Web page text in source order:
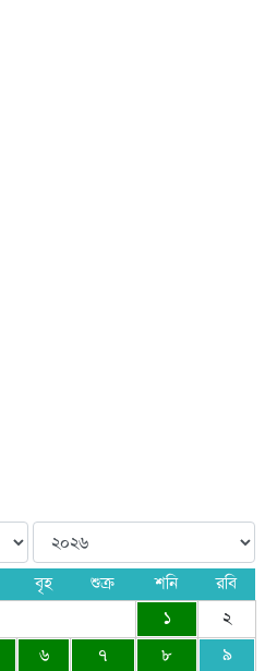
বৃহ শুক্র শনি
রবি
১
২
৬ ৭ ৮
৯